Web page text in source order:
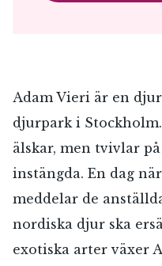
Adam Vieri är en
djurpark i
älskar, men tvivlar
instängda. En dag
meddelar de
nordiska djur ska
exotiska arter växer